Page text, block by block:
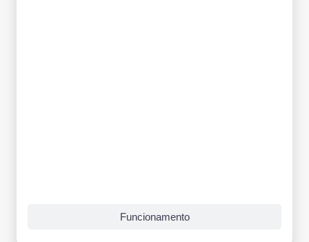
Funcionamento